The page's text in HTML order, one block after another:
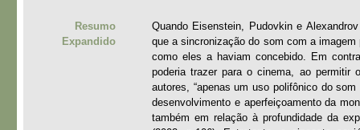
Resumo
Expandido
Quando Eisenstein, Pudovkin e
que a sincronização do som com a
como eles a haviam concebido. Em
poderia trazer para o cinema, ao permitir
autores, “apenas um uso polifônico do
desenvolvimento e aperfeiçoamento da
também em relação à profundidade da